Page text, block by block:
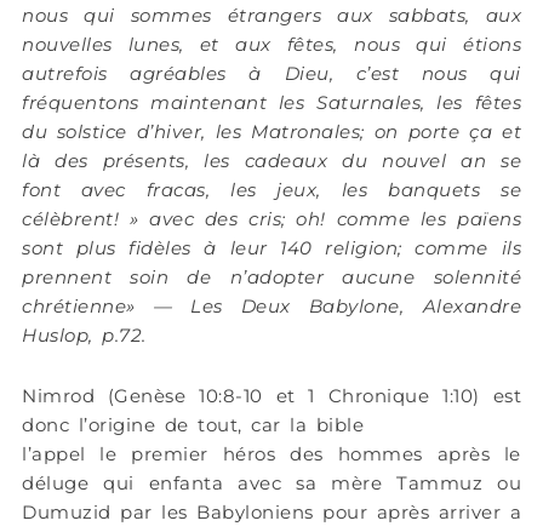
nous qui sommes étrangers aux sabbats, aux
nouvelles lunes, et aux fêtes, nous qui étions
autrefois agréables à Dieu, c’est nous qui
fréquentons maintenant les Saturnales, les fêtes
du solstice d’hiver, les Matronales; on porte ça et
là des présents, les cadeaux du nouvel an se
font avec fracas, les jeux, les banquets se
célèbrent! » avec des cris; oh! comme les païens
sont plus fidèles à leur 140 religion; comme ils
prennent soin de n’adopter aucune solennité
chrétienne» — Les Deux Babylone, Alexandre
Huslop, p.72.
Nimrod (Genèse 10:8-10 et 1 Chronique 1:10) est
donc l’origine de tout, car la bible
l’appel le premier héros des hommes après le
déluge qui enfanta avec sa mère Tammuz ou
Dumuzid par les Babyloniens pour après arriver a